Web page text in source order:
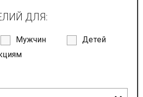
ДЛЯ:
Мужчин
Детей